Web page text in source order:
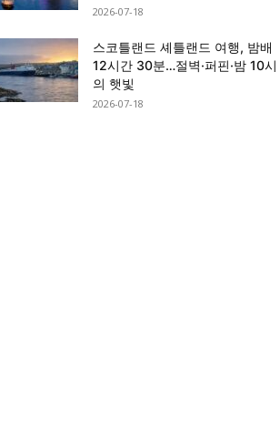
2026-07-18
스코틀랜드 셰틀랜드 여행, 밤배
12시간 30분…절벽·퍼핀·밤 10시
의 햇빛
2026-07-18